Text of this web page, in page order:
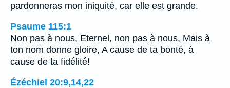
pardonneras mon iniquité, car elle est grande.
Psaume 115:1
Non pas à nous, Eternel, non pas à nous, Mais à
ton nom donne gloire, A cause de ta bonté, à
cause de ta fidélité!
Ézéchiel 20:9,14,22